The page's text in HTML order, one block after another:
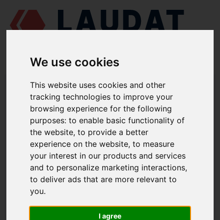
We use cookies
This website uses cookies and other
tracking technologies to improve your
browsing experience for the following
purposes:to enable basic functionality of
the website,to provide a better
experience on the website,to measure
your interest in our products and services
and to personalize marketing interactions,
to deliver ads that are more relevant to
you.
I agree
LAUDAT SUPPLY/MOTORES MARINOS/ PIVDENDIESELMASH 6 CH
LAUDAT SUPPLY
PIVDENDIESELMASH
6 CH 12/14
CATEGORIA DE BLOQUE DE CILINDROS
JUNTA DE CULATA
NÚMERO DE PIEZA: 150.03.012-1